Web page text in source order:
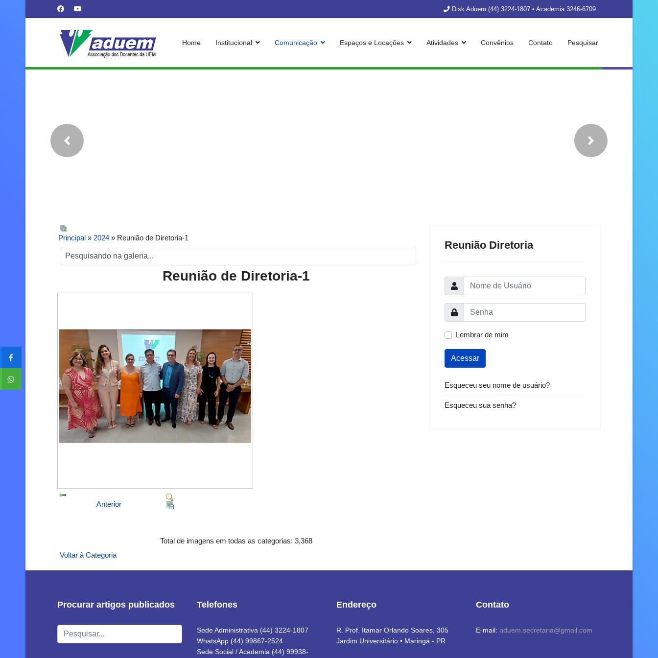
Disk Aduem (44) 3224-1807 • Academia 3246-6709
Home Institucional Comunicação Espaços e Locações Atividades Convênios Contato Pesquisar
Principal » 2024 » Reunião de Diretoria-1
Reunião de Diretoria-1
Anterior
Total de imagens em todas as categorias: 3,368
Voltar à Categoria
Reunião Diretoria
Lembrar de mim
Acessar
Esqueceu seu nome de usuário?
Esqueceu sua senha?
Procurar artigos publicados
Pesquisar...
Telefones
Sede Administrativa (44) 3224-1807
WhatsApp (44) 99867-2524
Sede Social / Academia (44) 99938-
Endereço
R. Prof. Itamar Orlando Soares, 305
Jardim Universitário • Maringá - PR
Contato
E-mail: aduem.secretaria@gmail.com